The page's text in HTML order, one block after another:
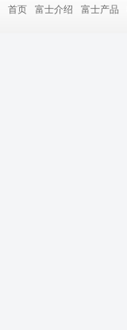
首页 富士介绍 富士产品